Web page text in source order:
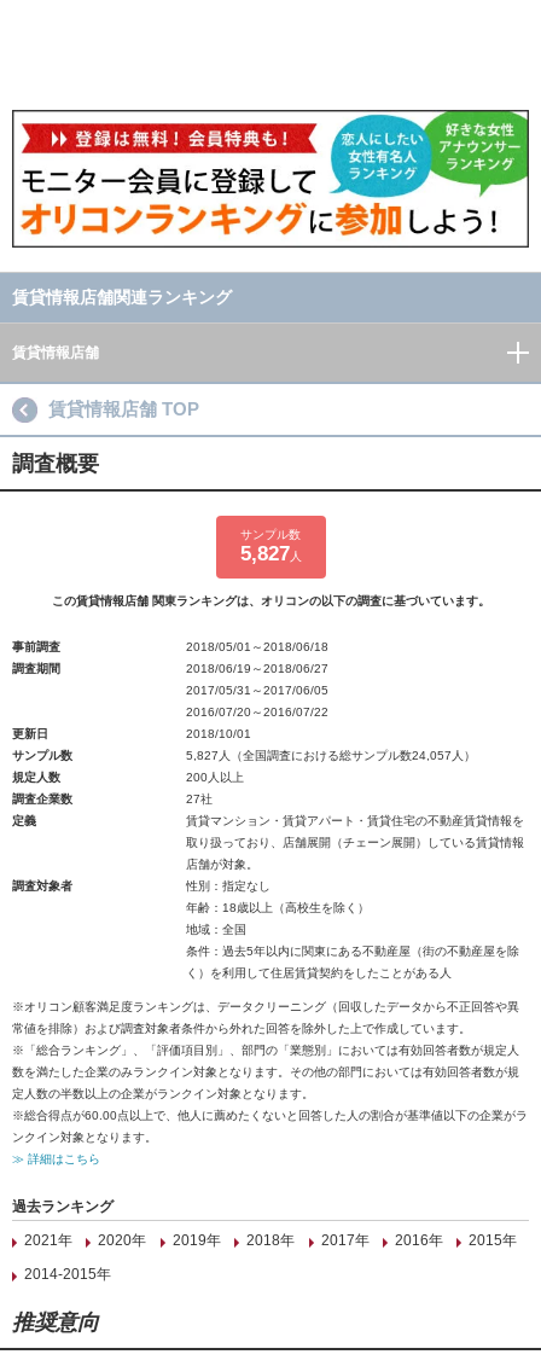
賃貸情報店舗関連ランキング
賃貸情報店舗
賃貸情報店舗 TOP
調査概要
サンプル数
5,827 人
この賃貸情報店舗 関東ランキングは、オリコンの以下の調査に基づいています。
事前調査
2018/05/01～2018/06/18
調査期間
2018/06/19～2018/06/27
2017/05/31～2017/06/05
2016/07/20～2016/07/22
更新日
2018/10/01
サンプル数
5,827人（全国調査における総サンプル数24,057人）
規定人数
200人以上
調査企業数
27社
定義
賃貸マンション・賃貸アパート・賃貸住宅の不動産賃貸情報を
取り扱っており、店舗展開（チェーン展開）している賃貸情報
店舗が対象。
調査対象者
性別：指定なし
年齢：18歳以上（高校生を除く）
地域：全国
条件：過去5年以内に関東にある不動産屋（街の不動産屋を除
く）を利用して住居賃貸契約をしたことがある人
※オリコン顧客満足度ランキングは、データクリーニング（回収したデータから不正回答や異
常値を排除）および調査対象者条件から外れた回答を除外した上で作成しています。
※「総合ランキング」、「評価項目別」、部門の「業態別」においては有効回答者数が規定人
数を満たした企業のみランクイン対象となります。その他の部門においては有効回答者数が規
定人数の半数以上の企業がランクイン対象となります。
※総合得点が60.00点以上で、他人に薦めたくないと回答した人の割合が基準値以下の企業がラ
ンクイン対象となります。
≫ 詳細はこちら
過去ランキング
2021年
2020年 2019年 2018年 2017年 2016年
2015年
2014-2015年
推奨意向